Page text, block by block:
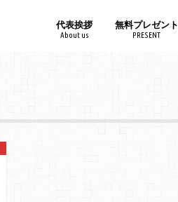
代表挨拶
About us
無料プレゼント
PRESENT